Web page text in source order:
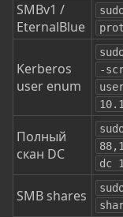
SMBv1 /
EternalBlue
Kerberos
user enum
-
Полный
скан DC
dc
SMB shares